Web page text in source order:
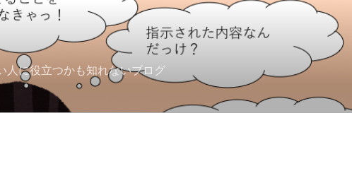
人に役立つかも知れないブログ